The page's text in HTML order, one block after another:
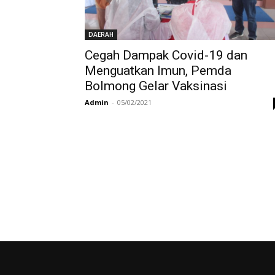
DAERAH
Cegah Dampak Covid-19 dan
Menguatkan Imun, Pemda
Bolmong Gelar Vaksinasi
Admin - 05/02/2021